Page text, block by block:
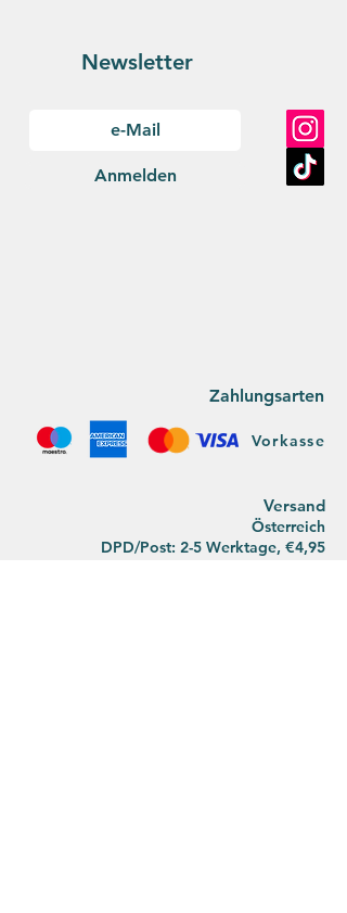
Newsletter
Anmelden
Zahlungsarten
Vorkasse
Versand
Österreich
DPD/Post: 2-5 Werktage, €4,95